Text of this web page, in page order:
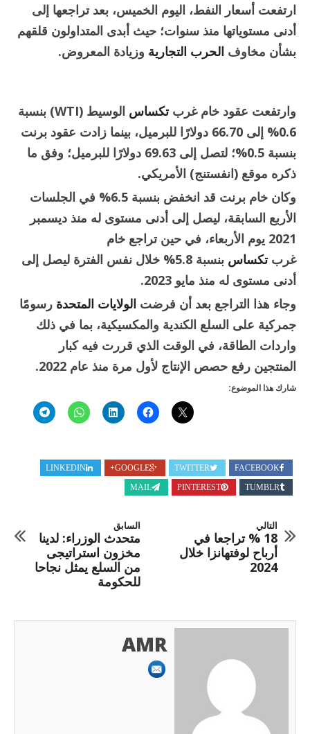
بفعل
المخاوف
التجارية
وزيادة
المعروض
ارتفعت أسعار النفط، اليوم الخميس، بعد تراجعها إلى
أدنى مستوياتها منذ سنوات؛ حيث أبدى المتداولون قلقهم
بشأن مخاوفالحرب التجاريةوزيادة المعروض.
وارتفعت عقود خام غربتكساس
الوسيط (WTI) بنسبة
0.6% إلى 66.70 دولارًا للبرميل، بينما زادت عقود برنت
بنسبة 0.5%؛ لتصل إلى 69.63 دولارًا للبرميل؛ وفق ما
ذكره موقع (انفستنج) الأمريكي.
وكان خام برنت قد انخفض بنسبة 6.5% في الجلسات
الأربع السابقة، ليصل إلى أدنى مستوى له منذ ديسمبر
2021 يوم الأربعاء، في حين تراجع خام
غربتكساس
بنسبة 5.8% خلال نفس الفترة ليصل إلى
أدنى مستوى له منذ مايو 2023.
وجاء هذا التراجع بعد أن فرضتالولايات المتحدةرسومًا
جمركية على السلع الكندية والمكسيكية، بما في ذلك
واردات الطاقة، في الوقت الذي قررت فيه كبار
المنتجين رفع حصص الإنتاج لأول مرة منذ عام 2022.
شارك هذا الموضوع:
FACEBOOK
TWITTER
GOOGLE+
LINKEDIN
TUMBLR
PINTEREST
MAIL
السابق
متحدث الوزراء: لدينا
مخزون استراتيجى
من السلع يمثل نجاحا
للحكومة
التالي
18 % تراجعا في
أرباح لوفتهانزا خلال
2024
AMR